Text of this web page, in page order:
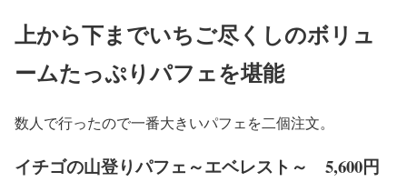
上から下までいちご尽くしのボリュ
ームたっぷりパフェを堪能
数人で行ったので一番大きいパフェを二個注文。
イチゴの山登りパフェ～エベレスト～ 5,600円